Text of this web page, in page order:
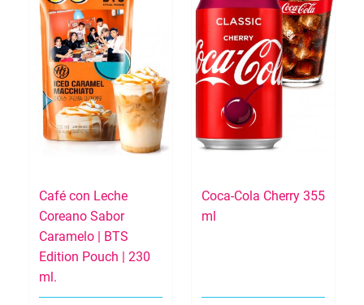
Café con Leche
Coreano Sabor
Caramelo | BTS
Edition Pouch | 230
ml.
Coca-Cola Cherry 355
ml